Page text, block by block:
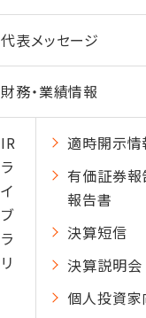
代表メッセージ
財務・業績情報
IR
ラ
イ
ブ
ラ
リ
適時開示情
有価証券報
報告書
決算短信
決算説明会
個人投資